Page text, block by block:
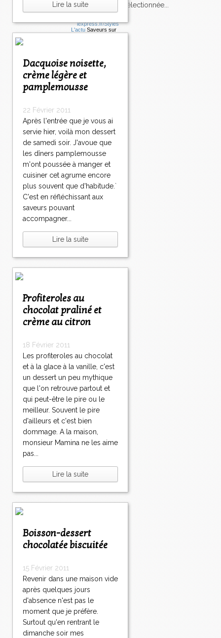
Lire la suite
Dacquoise noisette,
crème légère et
pamplemousse
22 Février 2011
Après l'entrée que je vous ai
servie hier, voilà mon dessert
de samedi soir. J'avoue que
les dîners pamplemousse
m'ont poussée à manger et
cuisiner cet agrume encore
plus souvent que d'habitude.`
C'est en réfléchissant aux
saveurs pouvant
accompagner...
Lire la suite
Profiteroles au
chocolat praliné et
crème au citron
18 Février 2011
Les profiteroles au chocolat
et à la glace à la vanille, c'est
un dessert un peu mythique
que l'on retrouve partout et
qui peut-être le pire ou le
meilleur. Souvent le pire
d'ailleurs et c'est bien
dommage. A la maison,
monsieur Mamina ne les aime
pas...
Lire la suite
Boisson-dessert
chocolatée biscuitée
15 Février 2011
Revenir dans une maison vide
après quelques jours
d'absence n'est pas le
moment que je préfère.
Surtout qu'en rentrant le
dimanche soir mes
L'Express style m'a sélectionnée...
L'actu Saveurs sur
articles récents